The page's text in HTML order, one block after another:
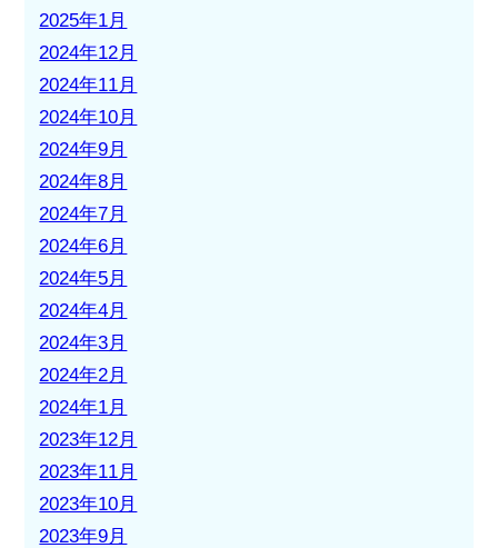
2025年1月
2024年12月
2024年11月
2024年10月
2024年9月
2024年8月
2024年7月
2024年6月
2024年5月
2024年4月
2024年3月
2024年2月
2024年1月
2023年12月
2023年11月
2023年10月
2023年9月